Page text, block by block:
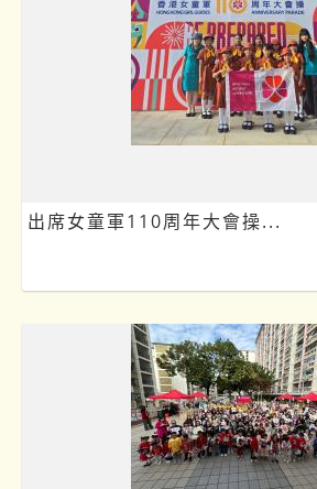
出席女童軍110周年大會操...